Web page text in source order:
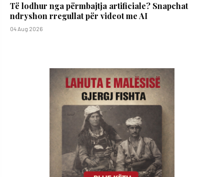
Të lodhur nga përmbajtja artificiale? Snapchat
ndryshon rregullat për videot me AI
04 Aug 2026